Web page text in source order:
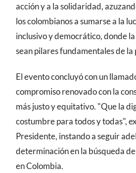
acción y a la solidaridad,
los colombianos a sumarse a la
inclusivo y democrático, donde
sean pilares fundamentales de la
El evento concluyó con un
compromiso renovado con la
más justo y equitativo. "Que la
costumbre para todos y todas",
Presidente, instando a seguir
determinación en la búsqueda
en Colombia.